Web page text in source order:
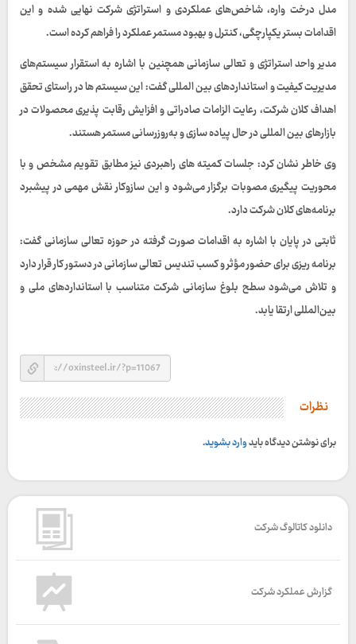
مدل درخت‌ واره، شاخص‌های عملکردی و استراتژی شرکت نهایی شده و این
اقدامات بستر یکپارچگی، کنترل و بهبود مستمر عملکرد را فراهم کرده است.
مدیر واحد استراتژی و تعالی سازمانی همچنین با اشاره به استقرار سیستم‌های
مدیریت کیفیت و استانداردهای بین‌ المللی گفت: این سیستم‌ ها در راستای تحقق
اهداف کلان شرکت، رعایت الزامات صادراتی و افزایش رقابت‌ پذیری محصولات در
بازارهای بین‌ المللی در حال پیاده‌ سازی و به‌روزرسانی مستمر هستند.
وی خاطر نشان کرد: جلسات کمیته‌ های راهبردی نیز مطابق تقویم مشخص و با
محوریت پیگیری مصوبات برگزار می‌شود و این سازوکار نقش مهمی در پیشبرد
برنامه‌های کلان شرکت دارد.
ثابتی در پایان با اشاره به اقدامات صورت‌ گرفته در حوزه تعالی سازمانی گفت:
برنامه‌ ریزی برای حضور مؤثر و کسب تندیس‌ تعالی سازمانی در دستور کار قرار دارد
و تلاش می‌شود سطح بلوغ سازمانی شرکت متناسب با استانداردهای ملی و
بین‌المللی ارتقا یابد.
نظرات
برای نوشتن دیدگاه بایدوارد بشوید.
دانلود کاتالوگ شرکت
گزارش عملکرد شرکت